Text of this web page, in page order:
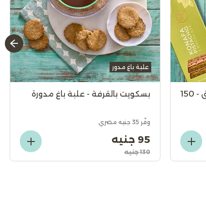
بار شوكولاته بالكنافة والفستق - 150
علبة باغ مدور
بسكويت بالقرفة - علبة باغ مدورة
وفّر 35 جنيه مصري
95 جنيه
130 جنيه